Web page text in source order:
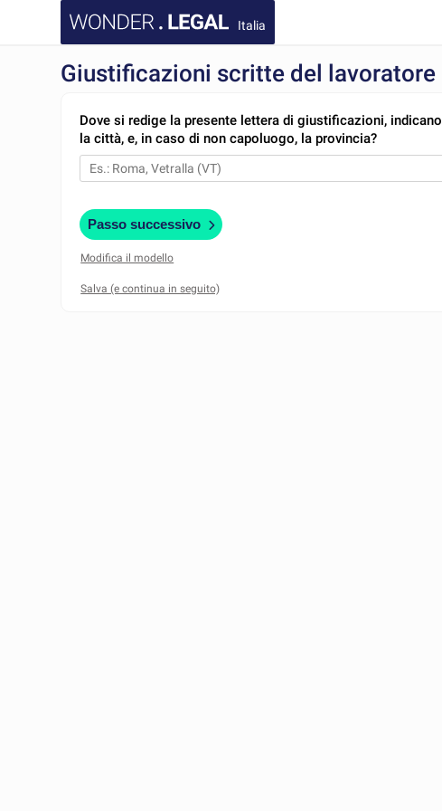
Italia
Giustificazioni scritte del lavoratore
Dove si redige la presente lettera di giustificazioni, indicano
la città, e, in caso di non capoluogo, la provincia?
Passo successivo
Modifica il modello